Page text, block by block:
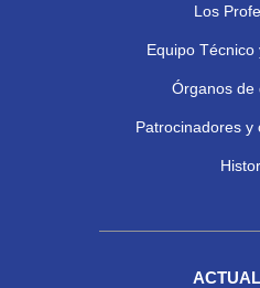
Los
Equipo Técnico
Órganos de
Patrocinadores y